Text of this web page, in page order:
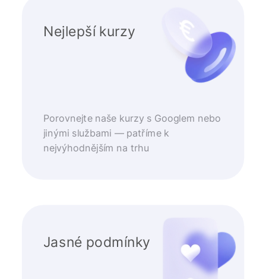
Nejlepší kurzy
Porovnejte naše kurzy s Googlem nebo
jinými službami — patříme k
nejvýhodnějším na trhu
Jasné podmínky